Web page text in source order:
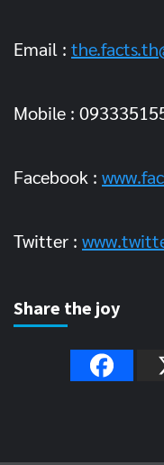
Email :
Mobile :
Facebook :
Twitter :
Share the joy